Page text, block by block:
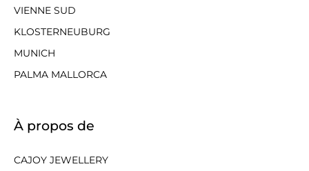
VIENNE SUD
KLOSTERNEUBURG
MUNICH
PALMA MALLORCA
À propos de
CAJOY JEWELLERY